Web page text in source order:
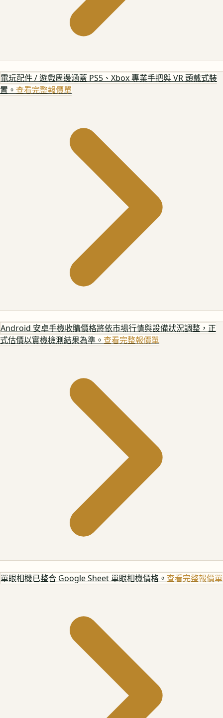
電玩配件 / 遊戲周邊涵蓋 PS5、Xbox 專業手把與 VR 頭戴式裝
置。 查看完整報價單
Android 安卓手機收購價格將依市場行情與設備狀況調整，正
式估價以實機檢測結果為準。 查看完整報價單
單眼相機已整合 Google Sheet 單眼相機價格。 查看完整報價單